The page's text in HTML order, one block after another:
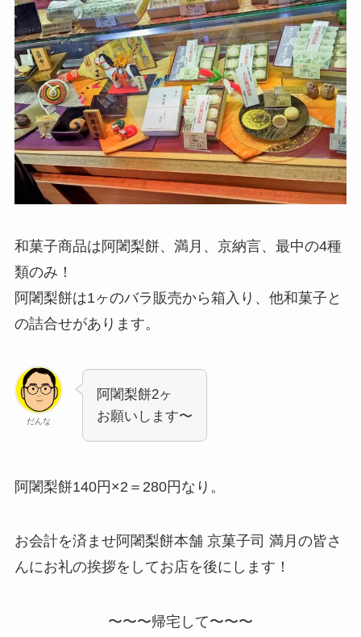
和菓子商品は阿闍梨餅、満月、京納言、最中の4種
類のみ！
阿闍梨餅は1ヶのバラ販売から箱入り、他和菓子と
の詰合せがあります。
だんな
阿闍梨餅2ヶ
お願いします〜
阿闍梨餅140円×2＝280円なり。
お会計を済ませ阿闍梨餅本舗 京菓子司 満月の皆さ
んにお礼の挨拶をしてお店を後にします！
〜〜〜帰宅して〜〜〜